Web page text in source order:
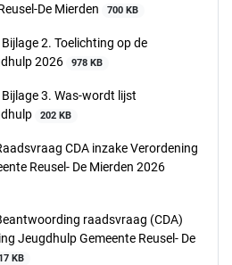
De Mierden
700 KB
2. Toelichting op de
2026
978 KB
3. Was-wordt lijst
202 KB
CDA inzake Verordening
Reusel- De Mierden 2026
raadsvraag (CDA)
Jeugdhulp Gemeente Reusel- De
KB